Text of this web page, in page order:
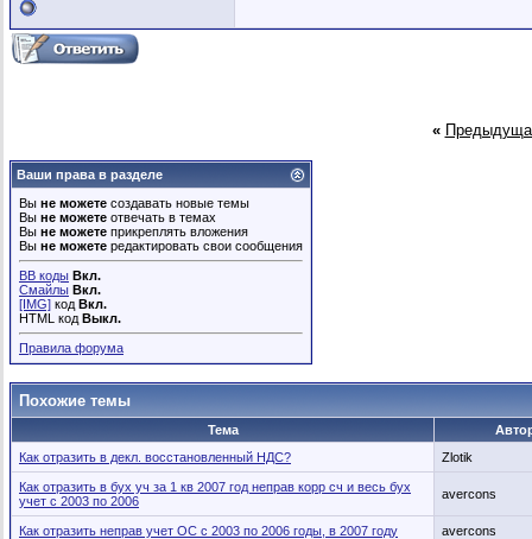
«
Ваши права в разделе
Вы не можете создавать новые темы
Вы не можете отвечать в темах
Вы не можете прикреплять вложения
Вы не можете редактировать свои сообщения
BB коды Вкл.
Смайлы Вкл.
[IMG] код Вкл.
HTML код Выкл.
Правила форума
Похожие темы
Тема
Как отразить в декл. восстановленный НДС?
Zlotik
Как отразить в бух уч за 1 кв 2007 год неправ корр сч и весь бух
учет с 2003 по 2006
avercons
Как отразить неправ учет ОС с 2003 по 2006 годы, в 2007 году avercons